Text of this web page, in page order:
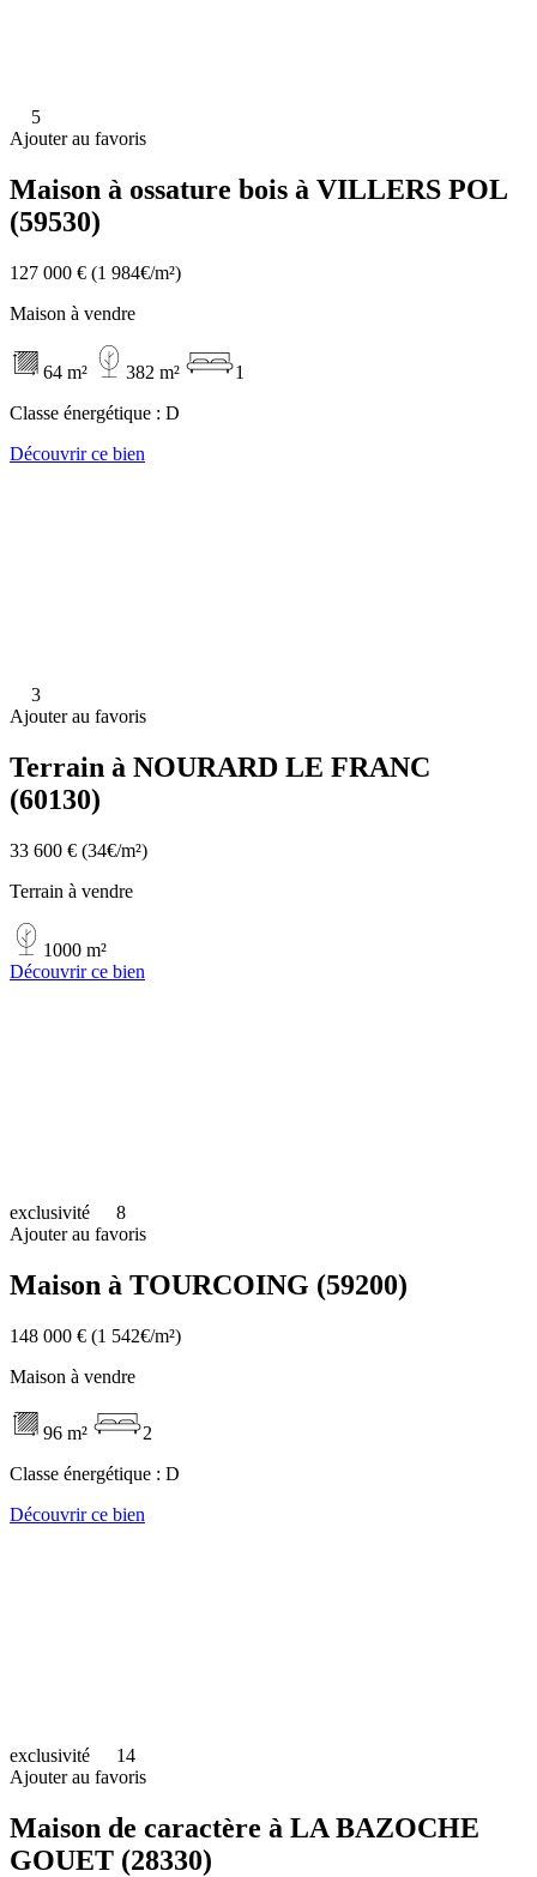
5
Ajouter au favoris
Maison à ossature bois à VILLERS POL
(59530)
127 000 € (1 984€/m²)
Maison à vendre
64 m² 382 m²
1
Classe énergétique : D
Découvrir ce bien
3
Ajouter au favoris
Terrain à NOURARD LE FRANC
(60130)
33 600 € (34€/m²)
Terrain à vendre
1000 m²
Découvrir ce bien
exclusivité
8
Ajouter au favoris
Maison à TOURCOING (59200)
148 000 € (1 542€/m²)
Maison à vendre
96 m²
2
Classe énergétique : D
Découvrir ce bien
exclusivité
14
Ajouter au favoris
Maison de caractère à LA BAZOCHE
GOUET (28330)